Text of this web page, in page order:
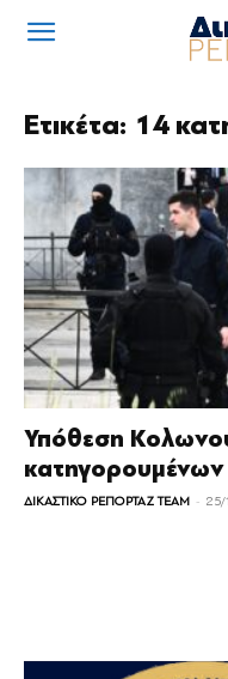
Ετικέτα: 14
Υπόθεση
κατηγορουμένων
ΔΙΚΑΣΤΙΚΟ ΡΕΠΟΡΤΑΖ TEAM - 25/